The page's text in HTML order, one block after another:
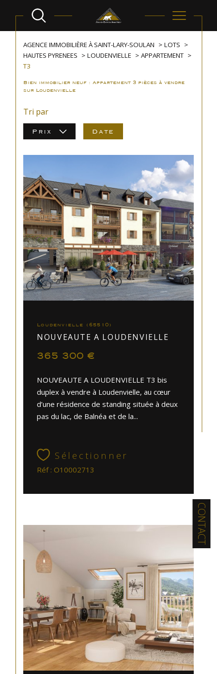
CONTACT
AGENCE IMMOBILIÈRE À SAINT-LARY-SOULAN
LOTS
HAUTES PYRENEES
LOUDENVIELLE
APPARTEMENT
T3
Bien immobilier neuf : Appartement 3 pièces à vendre
sur Loudenvielle
Tri par
Prix Date
Loudenvielle (65510)
NOUVEAUTE A LOUDENVIELLE
365 300 €
NOUVEAUTE A LOUDENVIELLE T3 bis
duplex à vendre à Loudenvielle, au cœur
d’une résidence de standing située à deux
pas du lac, de Balnéa et de la...
Sélectionner
Réf : O10002713